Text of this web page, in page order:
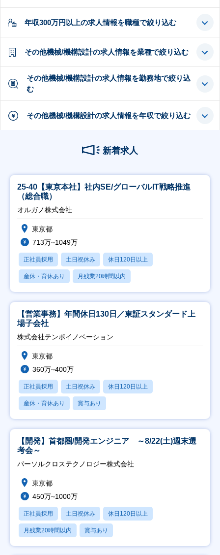
年収300万円以上の求人情報を職種で絞り込む
その他機械/機構設計の求人情報を業種で絞り込む
その他機械/機構設計の求人情報を勤務地で絞り込
む
その他機械/機構設計の求人情報を年収で絞り込む
新着求人
25-40【東京本社】社内SE/グローバルIT戦略推進
（総合職）
オルガノ株式会社
東京都
713万~1049万
正社員採用 土日祝休み 休日120日以上
産休・育休あり 月残業20時間以内
【営業事務】年間休日130日／東証スタンダード上
場子会社
株式会社テンポイノベーション
東京都
360万~400万
正社員採用 土日祝休み 休日120日以上
産休・育休あり 賞与あり
【開発】首都圏/開発エンジニア ～8/22(土)週末選
考会～
パーソルクロステクノロジー株式会社
東京都
450万~1000万
正社員採用 土日祝休み 休日120日以上
月残業20時間以内 賞与あり